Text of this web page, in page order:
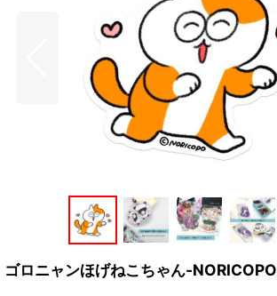
ゴロニャンほげねこちゃん-NORICOPO